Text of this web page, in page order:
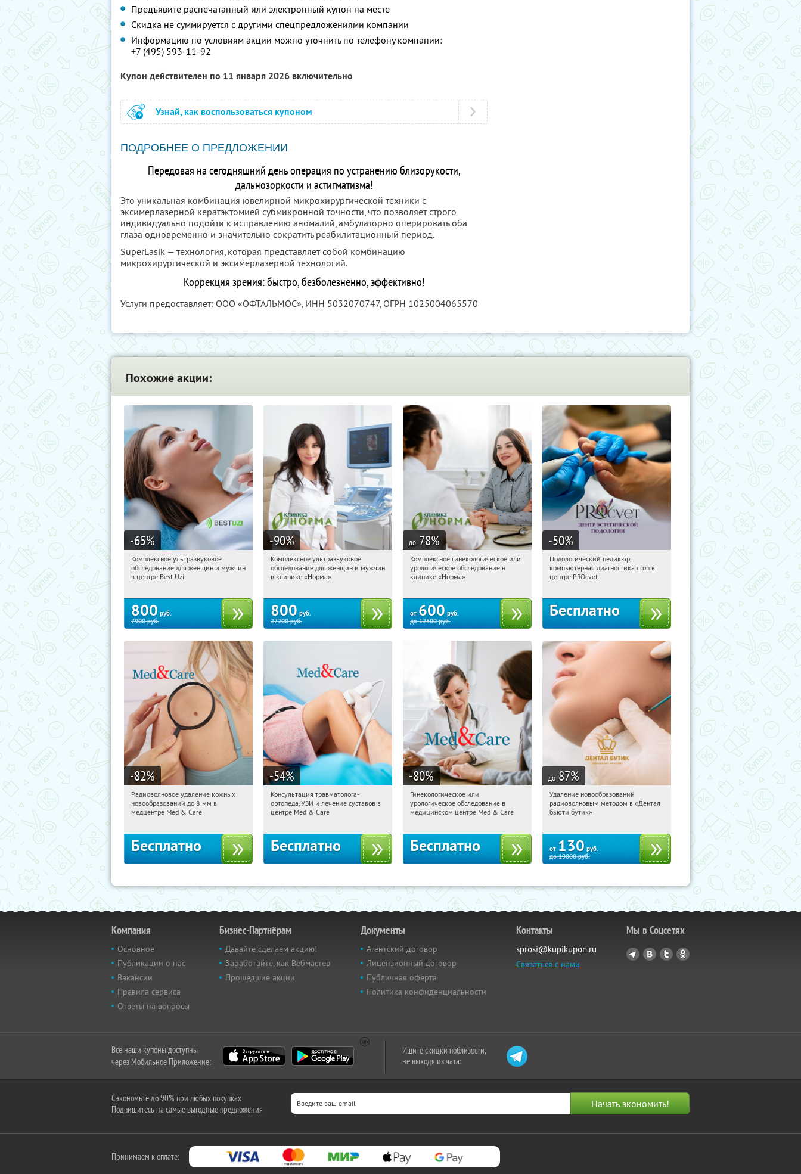
Предъявите распечатанный или электронный купон на месте
Скидка не суммируется с другими спецпредложениями компании
Информацию по условиям акции можно уточнить по телефону компании:
+7 (495) 593-11-92
Купон действителен по 11 января 2026 включительно
Узнай, как воспользоваться купоном
ПОДРОБНЕЕ О ПРЕДЛОЖЕНИИ
Передовая на сегодняшний день операция по устранению близорукости,
дальнозоркости и астигматизма!
Это уникальная комбинация ювелирной микрохирургической техники с
эксимерлазерной кератэктомией субмикронной точности, что позволяет строго
индивидуально подойти к исправлению аномалий, амбулаторно оперировать оба
глаза одновременно и значительно сократить реабилитационный период.
SuperLasik — технология, которая представляет собой комбинацию
микрохирургической и эксимерлазерной технологий.
Коррекция зрения: быстро, безболезненно, эффективно!
Услуги предоставляет: ООО «ОФТАЛЬМОС», ИНН 5032070747, ОГРН 1025004065570
Похожие акции:
-65%
04:53:54 Купили:
Арбатская
Комплексное ультразвуковое
обследование для женщин и мужчин
в центре Best Uzi
800 руб.
7900руб.
-90%
04:53:54 Купили:
Арбатская
Комплексное ультразвуковое
обследование для женщин и мужчин
в клинике «Норма»
800 руб.
27200руб.
до 78%
04:53:54
Купи первым!
Арбатская
Комплексное гинекологическое или
урологическое обследование в
клинике «Норма»
от 600 руб.
до12500руб.
-50%
04:53:54 Получили:
Кропоткинская
Подологический педикюр,
компьютерная диагностика стоп в
центре PROcvet
Бесплатно
-82%
04:53:54 Получили:
Тверская
Радиоволновое удаление кожных
новообразований до 8 мм в
медцентре Med & Care
Бесплатно
-54%
04:53:54 Получили:
Тверская
Консультация травматолога-
ортопеда, УЗИ и лечение суставов в
центре Med & Care
Бесплатно
-80%
04:53:54
Тверская
Гинекологическое или
урологическое обследование в
медицинском центре Med & Care
Бесплатно
до 87%
04:53:54 Купили:
Третьяковская
Удаление новообразований
радиоволновым методом в «Дентал
бьюти бутик»
от 130 руб.
до19800руб.
Компания
Основное
Публикации о нас
Вакансии
Правила сервиса
Ответы на вопросы
Бизнес-Партнёрам
Давайте сделаем акцию!
Заработайте, как Вебмастер
Прошедшие акции
Документы
Агентский договор
Лицензионный договор
Публичная оферта
Политика конфиденциальности
Контакты
sprosi@kupikupon.ru
Связаться с нами
Мы в Соцсетях
Все наши купоны доступны
через Мобильное Приложение:
Ищите скидки поблизости,
не выходя из чата:
Сэкономьте до 90% при любых покупках
Подпишитесь на самые выгодные предложения
Принимаем к оплате: